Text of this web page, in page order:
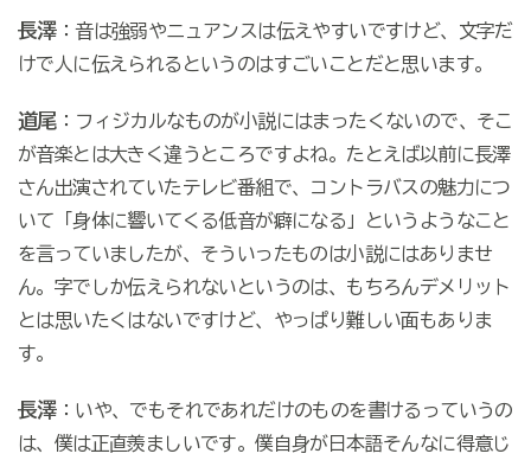
長澤：音は強弱やニュアンスは伝えやすいですけど、文字だ
けで人に伝えられるというのはすごいことだと思います。
道尾：フィジカルなものが小説にはまったくないので、そこ
が音楽とは大きく違うところですよね。たとえば以前に長澤
さん出演されていたテレビ番組で、コントラバスの魅力につ
いて「身体に響いてくる低音が癖になる」というようなこと
を言っていましたが、そういったものは小説にはありませ
ん。字でしか伝えられないというのは、もちろんデメリット
とは思いたくはないですけど、やっぱり難しい面もありま
す。
長澤：いや、でもそれであれだけのものを書けるっていうの
は、僕は正直羨ましいです。僕自身が日本語そんなに得意じ